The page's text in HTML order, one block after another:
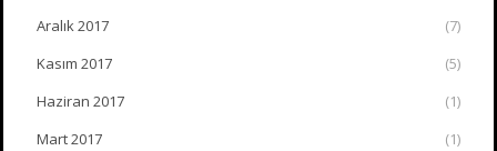
Aralık 2017
(7)
Kasım 2017
(5)
Haziran 2017
(1)
Mart 2017
(1)